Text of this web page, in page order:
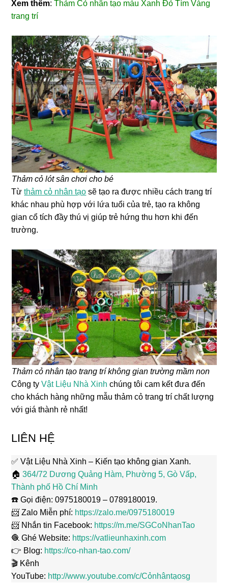
Xem thêm:Thảm Cỏ nhân tạo màu Xanh Đỏ Tím Vàng
trang trí
Thảm cỏ lót sân chơi cho bé
Từthảm cỏ nhân tạo sẽ tạo ra được nhiều cách trang trí
khác nhau phù hợp với lứa tuổi của trẻ, tạo ra không
gian cổ tích đầy thú vị giúp trẻ hứng thu hơn khi đến
trường.
Thảm cỏ nhân tạo trang trí không gian trường mầm non
Công tyVật Liệu Nhà Xinh chúng tôi cam kết đưa đến
cho khách hàng những mẫu thảm cỏ trang trí chất lượng
với giá thành rẻ nhất!
LIÊN HỆ
✅ Vật Liệu Nhà Xinh – Kiến tạo không gian Xanh.
🏠364/72 Dương Quảng Hàm, Phường 5, Gò Vấp,
Thành phố Hồ Chí Minh
☎️ Gọi điện: 0975180019 – 0789180019.
📨 Zalo Miễn phí: https://zalo.me/0975180019
📨 Nhắn tin Facebook: https://m.me/SGCoNhanTao
🧶 Ghé Website: https://vatlieunhaxinh.com
👉 Blog: https://co-nhan-tao.com/
🎬 Kênh
YouTube: http://www.youtube.com/c/Cỏnhântạosg